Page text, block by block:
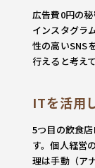
広告費0円の秘
インスタグラ
性の高いSNS
行えると考え
ITを活用
5つ目の飲食
す。個人経営
理は手動（ア